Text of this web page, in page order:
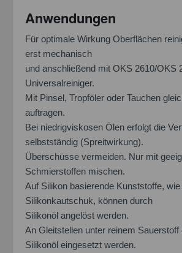
Anwendungen
Für optimale Wirkung Oberflächen
erst mechanisch
und anschließend mit OKS 2610/OKS
Universalreiniger.
Mit Pinsel, Tropföler oder Tauchen
auftragen.
Bei niedrigviskosen Ölen erfolgt die
selbstständig (Spreitwirkung).
Überschüsse vermeiden. Nur mit
Schmierstoffen mischen.
Auf Silikon basierende Kunststoffe, wie
Silikonkautschuk, können durch
Silikonöl angelöst werden.
An Gleitstellen unter reinem Sauerstoff
Silikonöl eingesetzt werden.